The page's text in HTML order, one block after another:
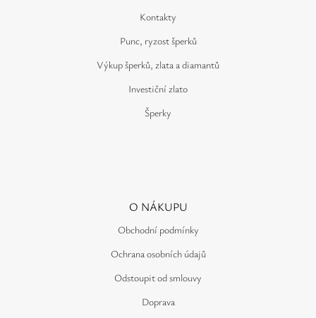
Kontakty
Punc, ryzost šperků
Výkup šperků, zlata a diamantů
Investiční zlato
Šperky
O NÁKUPU
Obchodní podmínky
Ochrana osobních údajů
Odstoupit od smlouvy
Doprava